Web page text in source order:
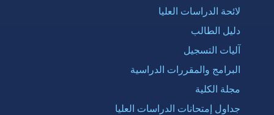
لائحة الدراسات العليا
دليل الطالب
آليات التسجيل
البرامج والمقررات الدراسية
مجلة الكلية
جداول إمتحانات الدراسات العليا